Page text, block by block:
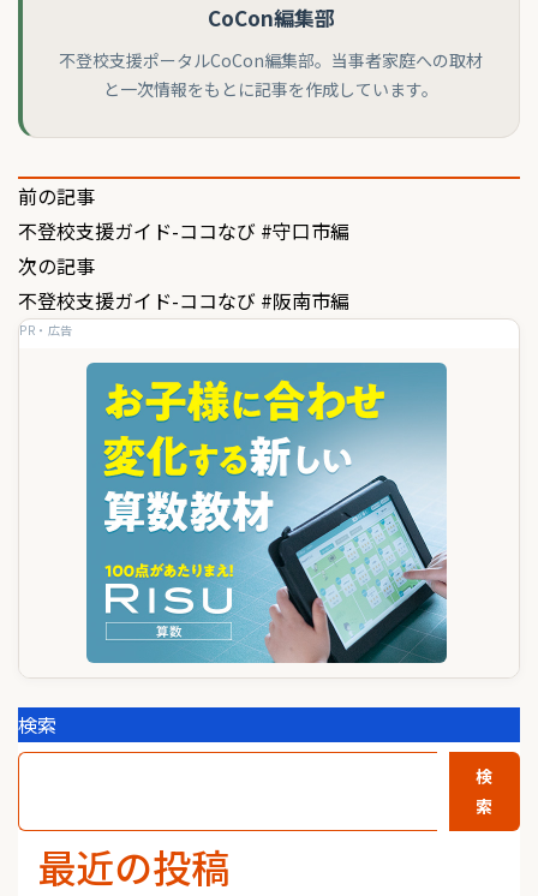
CoCon編集部
不登校支援ポータルCoCon編集部。当事者家庭への取材
と一次情報をもとに記事を作成しています。
投
稿
ナ
ビ
前の記事
不登校支援ガイド-ココなび #守口市編
次の記事
不登校支援ガイド-ココなび #阪南市編
PR・広告
検索
検
索
最近の投稿